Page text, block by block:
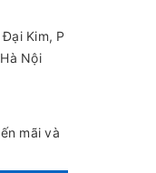
Kim, P
Nội
mãi và